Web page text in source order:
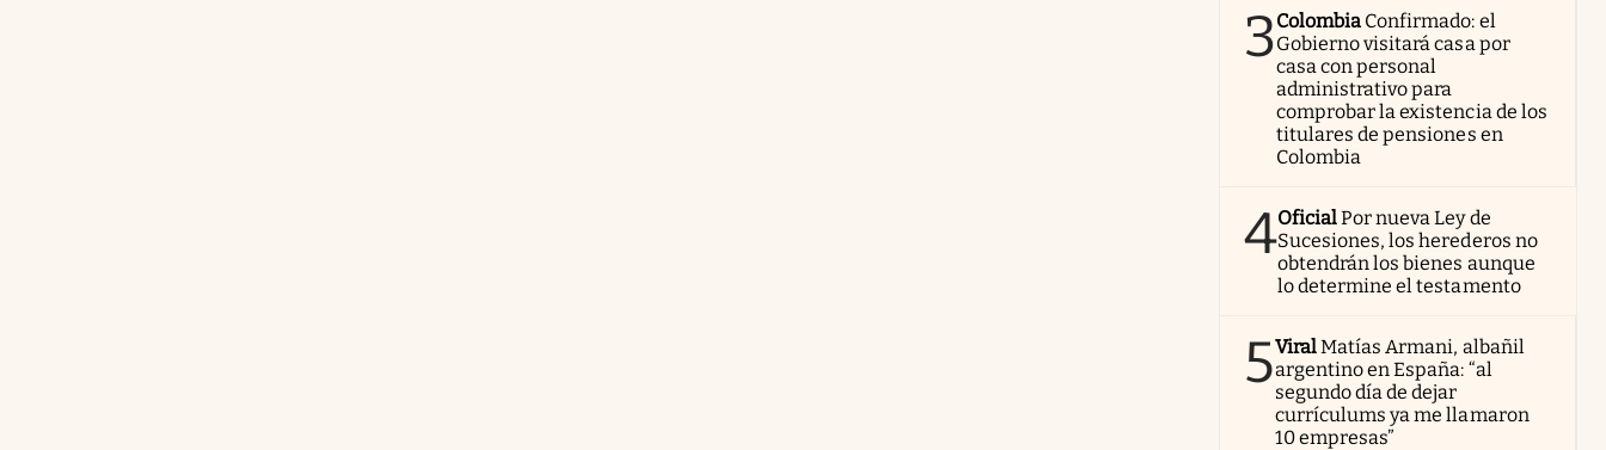
3Colombia Confirmado: el
Gobierno visitará casa por
casa con personal
administrativo para
comprobar la existencia de los
titulares de pensiones en
Colombia
4OficialPor nueva Ley de
Sucesiones, los herederos no
obtendrán los bienes aunque
lo determine el testamento
5ViralMatías Armani, albañil
argentino en España: “al
segundo día de dejar
currículums ya me llamaron
10 empresas”